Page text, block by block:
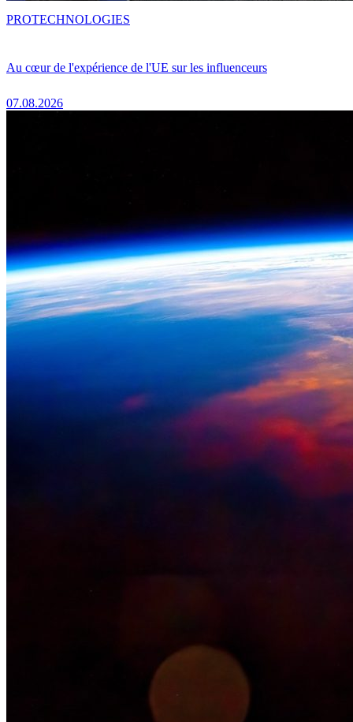
Au cœur de l'expérience de l'UE sur les influenceurs
07.08.2026
PROTECHNOLOGIES